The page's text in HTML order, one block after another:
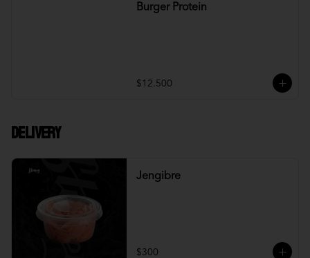
Burger Protein
$12.500
DELIVERY
Jengibre
$300